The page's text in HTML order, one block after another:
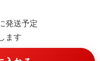
発送予定
ます